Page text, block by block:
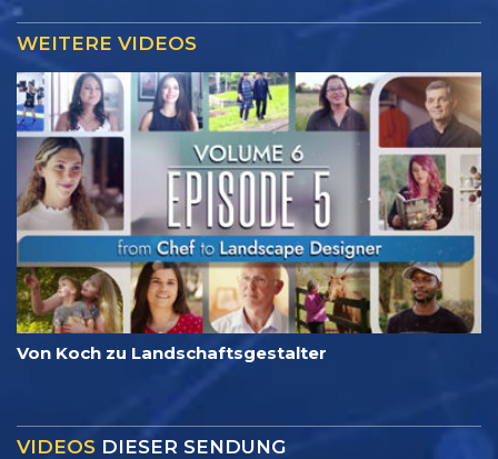
WEITERE VIDEOS
Von Koch zu Landschaftsgestalter
VIDEOS DIESER SENDUNG